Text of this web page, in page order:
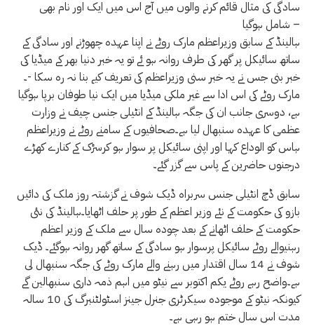
سادگی کی مثال قائم کرنے والوں میں آج اس میں ایک اور نام بھی
شامل ہوگیا –
ہالینڈ کے سابق وزیراعظم مارک روٹے نے اپنا عہدہ چھوڑنے اور سادگی کے
ساتھ سائیکل پر گھر کی طرف روانہ ہو ئے تو یہ خبر دنیا بھر کے میڈیا کی
خبر بنی جس نے یہ خبر سنی وزیراعظم کی تعریف کیے بنا نہ رہ سکا -۔
مارک روٹے کی اس ادا سے غیر ملکی میڈیا میں ایک نیا طوفان برپا ہوگیا
ہے، دوسری جانب ان کی جگہ ہالینڈ کے انٹیلی جنس چیف نے وزارت
عظمی کا عہدہ سنبھال لیا ہے۔صحافیوں کے سامنے روٹے نے وزیراعظم
ہاس کو الوداع کہا اور اپنی سائیکل پر سوار ہو کرسڑک کے کنارے کھڑے
درجنوں حاضرین کے پاس سے گزر گئے۔
سابق ڈچ انٹیلی جنس سربراہ ڈیک شوف نے گزشتہ روز ملک کی دائیں
بازو کی حکومت کے نئے وزیر اعظم کے طور پر حلف اٹھایا۔ہالینڈ کی نئی
حکومت کے حلف اٹھانے کے بعد چودہ سال سے ملک کے وزیر اعظم
رہنیوالے روٹے سائیکل پرسوار ہو سادگی کے ساتھ گھر روانہ ہوگئے۔ ڈیک
شوف نے 14 سال اقتدار میں رہنے والے مارک روٹے کی جگہ سنبھال لی
ہے۔واضح رہے روٹے یکم اکتوبر سے نیٹو میں اہم ذمہ داری سنبھالین گے
کیونکہ نیٹو کے موجودہ سیکرٹری جنرل جینز اسٹولٹنبرگ کی 10 سالہ
مدت اس سال ختم ہو رہی ہے۔